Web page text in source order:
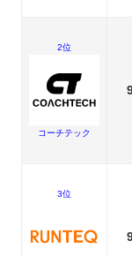
2位
コーチテック
3位